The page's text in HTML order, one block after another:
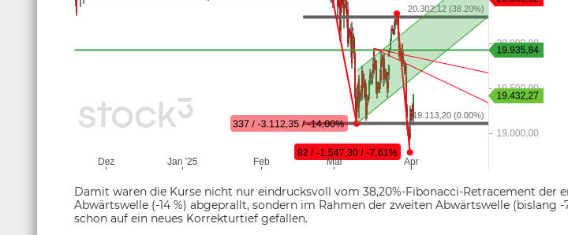
Damit waren die Kurse nicht nur eindrucksvoll vom 38,20%-Fibonacci-Retracement der
Abwärtswelle (-14 %) abgeprallt, sondern im Rahmen der zweiten Abwärtswelle (bislang -
schon auf ein neues Korrekturtief gefallen.